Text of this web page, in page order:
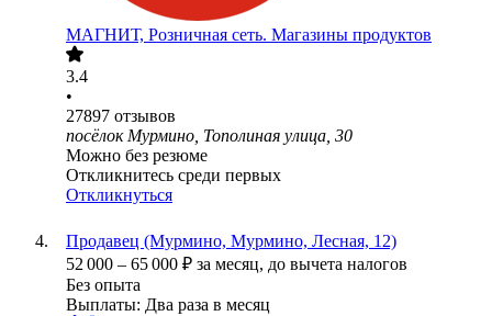
МАГНИТ, Розничная сеть. Магазины продуктов
3.4
•
27897 отзывов
посёлок Мурмино, Тополиная улица, 30
Можно без резюме
Откликнитесь среди первых
Откликнуться
Продавец (Мурмино, Мурмино, Лесная, 12)
52 000 – 65 000 ₽ за месяц, до вычета налогов
Без опыта
Выплаты: Два раза в месяц